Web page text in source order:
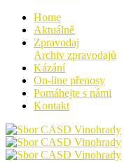
Home
Aktuálně
Zpravodaj
Archiv zpravodajů
Kázání
On-line přenosy
Pomáhejte s námi
Kontakt